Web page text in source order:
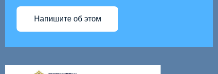
Напишите об этом